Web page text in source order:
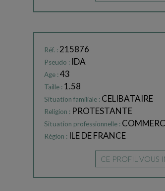
Réf. : 215876
Pseudo : IDA
Age :43
Taille : 1.58
Situation familiale : CELIBATAIRE
Religion : PROTESTANTE
Situation professionnelle :
Région : ILE DE FRANCE
CE PROFIL VOUS